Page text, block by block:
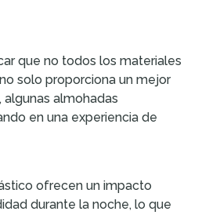
que no todos los materiales
solo proporciona un mejor
almohadas
en una experiencia de
ofrecen un impacto
durante la noche, lo que